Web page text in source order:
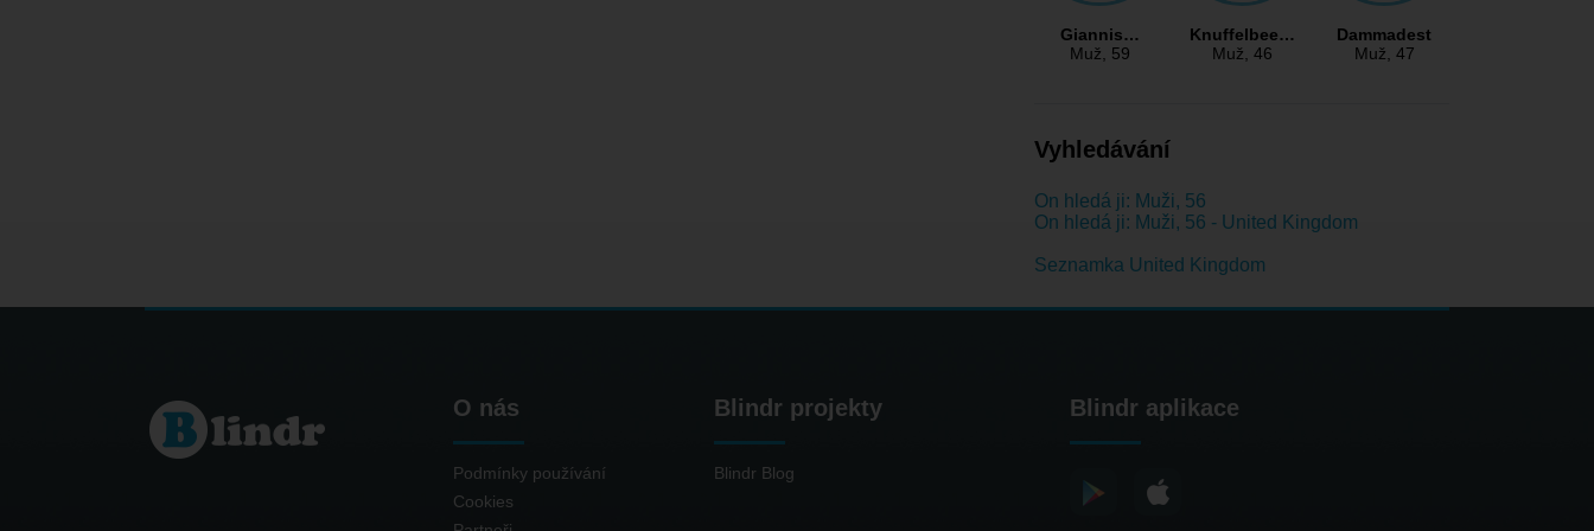
Giannis…
Muž, 59
Knuffelbee…
Muž, 46
Dammadest
Muž, 47
Vyhledávání
On hledá ji: Muži, 56
On hledá ji: Muži, 56 - United Kingdom
Seznamka United Kingdom
O nás
Podmínky používání
Cookies
Blindr projekty
Blindr Blog
Blindr aplikace